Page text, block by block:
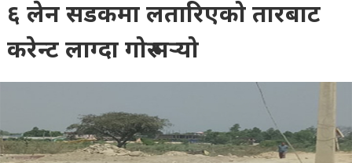
६ लेन सडकमा लतारिएको तारबाट
करेन्ट लाग्दा गोरु मर्‍यो